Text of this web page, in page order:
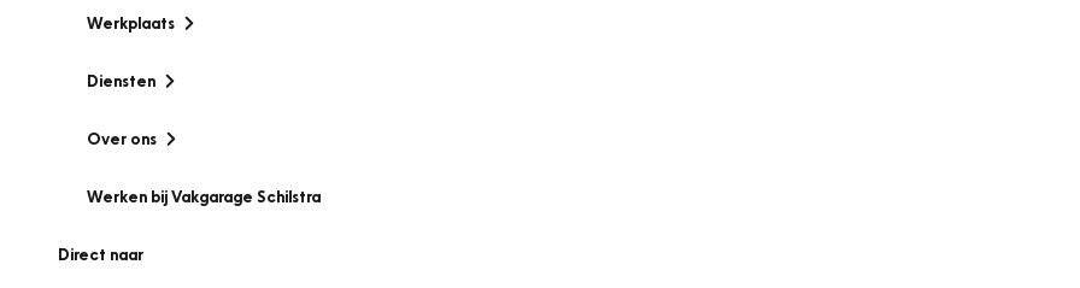
Werkplaats
Diensten
Over ons
Werken bij Vakgarage Schilstra
Direct naar